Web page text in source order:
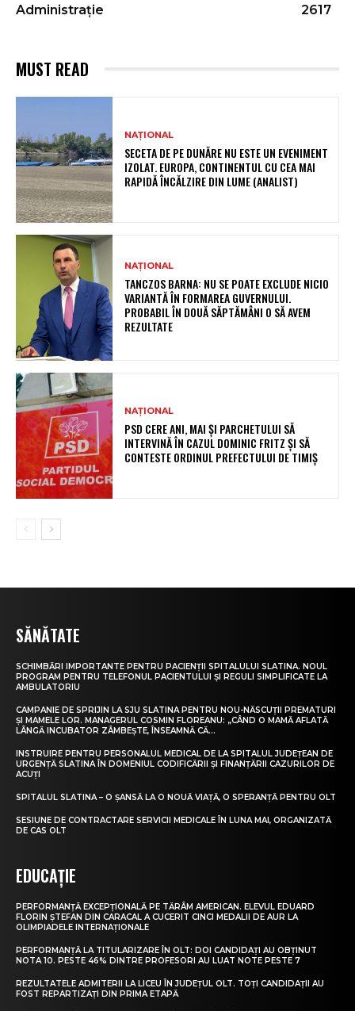
Administrație
2617
MUST READ
NAȚIONAL
SECETA DE PE DUNĂRE NU ESTE UN EVENIMENT
IZOLAT. EUROPA, CONTINENTUL CU CEA MAI
RAPIDĂ ÎNCĂLZIRE DIN LUME (ANALIST)
NAȚIONAL
TANCZOS BARNA: NU SE POATE EXCLUDE NICIO
VARIANTĂ ÎN FORMAREA GUVERNULUI.
PROBABIL ÎN DOUĂ SĂPTĂMÂNI O SĂ AVEM
REZULTATE
NAȚIONAL
PSD CERE ANI, MAI ȘI PARCHETULUI SĂ
INTERVINĂ ÎN CAZUL DOMINIC FRITZ ȘI SĂ
CONTESTE ORDINUL PREFECTULUI DE TIMIȘ
SĂNĂTATE
SCHIMBĂRI IMPORTANTE PENTRU PACIENȚII SPITALULUI SLATINA. NOUL
PROGRAM PENTRU TELEFONUL PACIENTULUI ȘI REGULI SIMPLIFICATE LA
AMBULATORIU
CAMPANIE DE SPRIJIN LA SJU SLATINA PENTRU NOU-NĂSCUȚII PREMATURI
ȘI MAMELE LOR. MANAGERUL COSMIN FLOREANU: „CÂND O MAMĂ AFLATĂ
LÂNGĂ INCUBATOR ZÂMBEȘTE, ÎNSEAMNĂ CĂ...
INSTRUIRE PENTRU PERSONALUL MEDICAL DE LA SPITALUL JUDEȚEAN DE
URGENȚĂ SLATINA ÎN DOMENIUL CODIFICĂRII ȘI FINANȚĂRII CAZURILOR DE
ACUȚI
SPITALUL SLATINA – O ȘANSĂ LA O NOUĂ VIAȚĂ, O SPERANȚĂ PENTRU OLT
SESIUNE DE CONTRACTARE SERVICII MEDICALE ÎN LUNA MAI, ORGANIZATĂ
DE CAS OLT
EDUCAȚIE
PERFORMANȚĂ EXCEPȚIONALĂ PE TĂRÂM AMERICAN. ELEVUL EDUARD
FLORIN ȘTEFAN DIN CARACAL A CUCERIT CINCI MEDALII DE AUR LA
OLIMPIADELE INTERNAȚIONALE
PERFORMANȚĂ LA TITULARIZARE ÎN OLT: DOI CANDIDAȚI AU OBȚINUT
NOTA 10. PESTE 46% DINTRE PROFESORI AU LUAT NOTE PESTE 7
REZULTATELE ADMITERII LA LICEU ÎN JUDEȚUL OLT. TOȚI CANDIDAȚII AU
FOST REPARTIZAȚI DIN PRIMA ETAPĂ